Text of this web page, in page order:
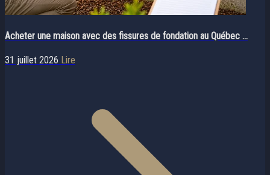
Acheter une maison avec des fissures de fondation au Québec ...
31 juillet 2026 Lire